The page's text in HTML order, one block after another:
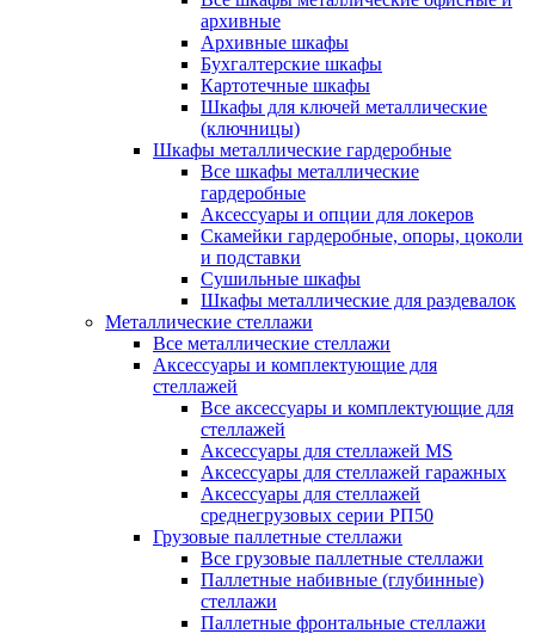
архивные
Архивные шкафы
Бухгалтерские шкафы
Картотечные шкафы
Шкафы для ключей металлические
(ключницы)
Шкафы металлические гардеробные
Все шкафы металлические
гардеробные
Аксессуары и опции для локеров
Скамейки гардеробные, опоры, цоколи
и подставки
Сушильные шкафы
Шкафы металлические для раздевалок
Металлические стеллажи
Все металлические стеллажи
Аксессуары и комплектующие для
стеллажей
Все аксессуары и комплектующие для
стеллажей
Аксессуары для стеллажей MS
Аксессуары для стеллажей гаражных
Аксессуары для стеллажей
среднегрузовых серии РП50
Грузовые паллетные стеллажи
Все грузовые паллетные стеллажи
Паллетные набивные (глубинные)
стеллажи
Паллетные фронтальные стеллажи